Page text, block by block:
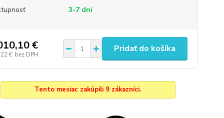
3-7 dni
€
€ bez DPH
Pridať do košíka
Tento mesiac zakúpili 9 zákazníci.